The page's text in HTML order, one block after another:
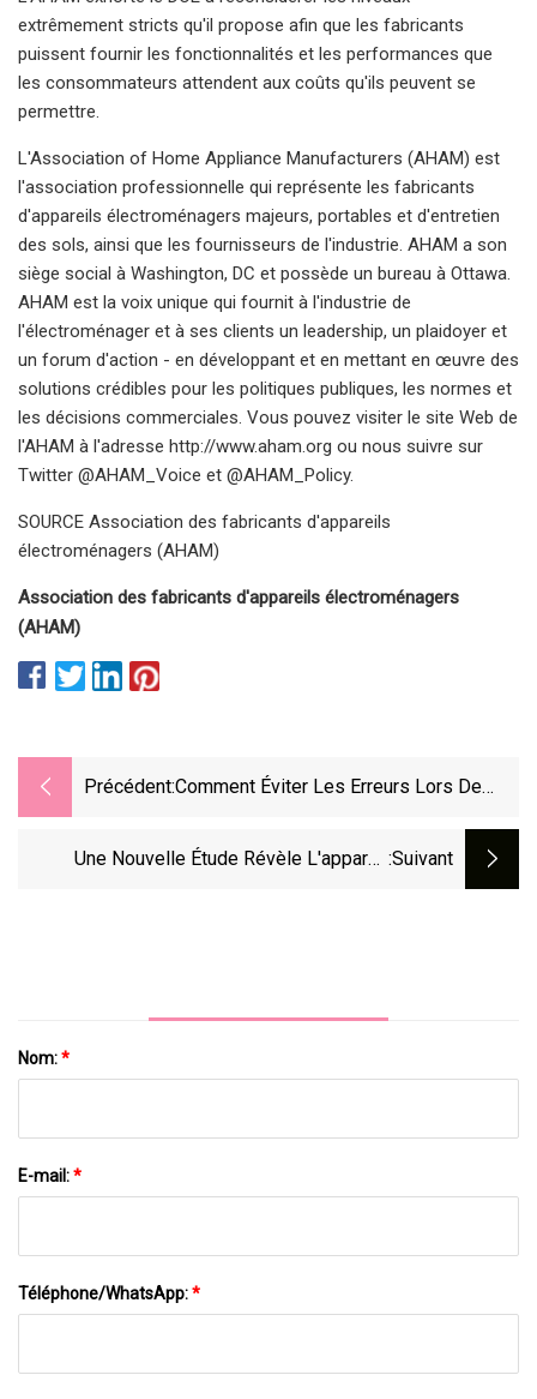
extrêmement stricts qu'il propose afin que les fabricants
puissent fournir les fonctionnalités et les performances que
les consommateurs attendent aux coûts qu'ils peuvent se
permettre.
L'Association of Home Appliance Manufacturers (AHAM) est
l'association professionnelle qui représente les fabricants
d'appareils électroménagers majeurs, portables et d'entretien
des sols, ainsi que les fournisseurs de l'industrie. AHAM a son
siège social à Washington, DC et possède un bureau à Ottawa.
AHAM est la voix unique qui fournit à l'industrie de
l'électroménager et à ses clients un leadership, un plaidoyer et
un forum d'action - en développant et en mettant en œuvre des
solutions crédibles pour les politiques publiques, les normes et
les décisions commerciales. Vous pouvez visiter le site Web de
l'AHAM à l'adresse http://www.aham.org ou nous suivre sur
Twitter @AHAM_Voice et @AHAM_Policy.
SOURCE Association des fabricants d'appareils
électroménagers (AHAM)
Association des fabricants d'appareils électroménagers
(AHAM)
Précédent:Comment Éviter Les Erreurs Lors De
Ligne
Une Nouvelle Étude Révèle L'appareil :suivant
Nom:*
E-mail:*
Téléphone/WhatsApp:*